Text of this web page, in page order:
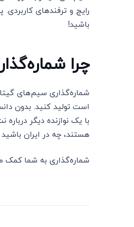
رایج و ترفندهای
باشید!
چرا
شماره‌گذاری سیم‌های
است تولید کنید. بدون
با یک نوازنده دیگر
هستند، چه در ایران
شماره‌گذاری به شما کمک